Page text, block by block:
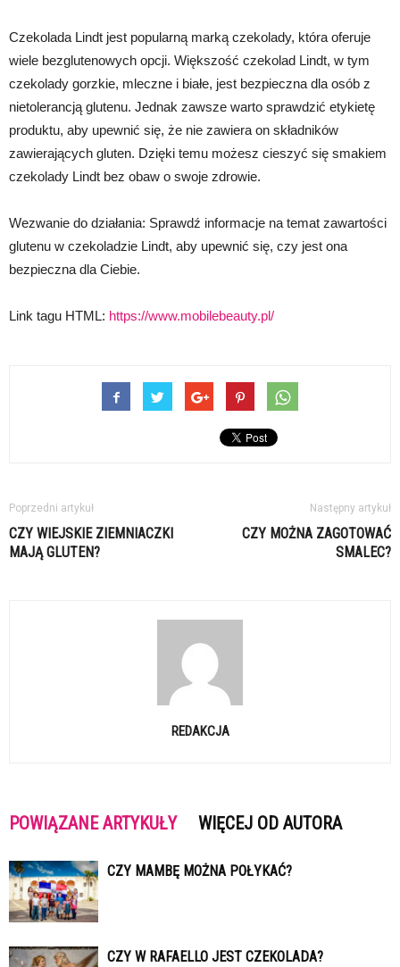
Czekolada Lindt jest popularną marką czekolady, która oferuje
wiele bezglutenowych opcji. Większość czekolad Lindt, w tym
czekolady gorzkie, mleczne i białe, jest bezpieczna dla osób z
nietolerancją glutenu. Jednak zawsze warto sprawdzić etykietę
produktu, aby upewnić się, że nie zawiera on składników
zawierających gluten. Dzięki temu możesz cieszyć się smakiem
czekolady Lindt bez obaw o swoje zdrowie.
Wezwanie do działania: Sprawdź informacje na temat zawartości
glutenu w czekoladzie Lindt, aby upewnić się, czy jest ona
bezpieczna dla Ciebie.
Link tagu HTML: https://www.mobilebeauty.pl/
Poprzedni artykuł
CZY WIEJSKIE ZIEMNIACZKI
MAJĄ GLUTEN?
Następny artykuł
CZY MOŻNA ZAGOTOWAĆ
SMALEC?
REDAKCJA
POWIĄZANE ARTYKUŁY WIĘCEJ OD AUTORA
CZY MAMBĘ MOŻNA POŁYKAĆ?
CZY W RAFAELLO JEST CZEKOLADA?